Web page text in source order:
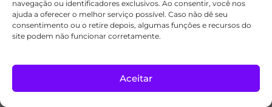
navegação ou identificadores exclusivos. Ao consentir, você nos
ajuda a oferecer o melhor serviço possível. Caso não dê seu
consentimento ou o retire depois, algumas funções e recursos do
site podem não funcionar corretamente.
Aceitar